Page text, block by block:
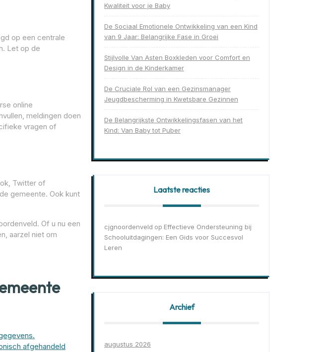
op een centrale
Let op de
online
meldingen doen
vragen of
Twitter of
gemeente. Ook kunt
Of u nu een
aarzel niet om
afgehandeld
Kwaliteit voor je Baby
De Sociaal Emotionele Ontwikkeling van een Kind
van 9 Jaar: Belangrijke Fase in Groei
Stijlvolle Van Asten Boxkleden voor Comfort en
Design in de Kinderkamer
De Cruciale Rol van een Gezinsmanager
Jeugdbescherming in Kwetsbare Gezinnen
De Belangrijkste Ontwikkelingsfasen van het
Kind: Van Baby tot Puber
Laatste reacties
cjgnoordenveld op Effectieve Ondersteuning bij
Schooluitdagingen: Een Gids voor Succesvol
Leren
Archief
augustus 2026